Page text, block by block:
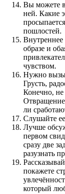
Вы можете
ней. Какие
пошлостей.
Внутреннее
образе и
чувством.
Нужно
Грусть,
Конечно, не
ли
Слушайте
Лучше
первом
сразу две
разузнать
покажете
который